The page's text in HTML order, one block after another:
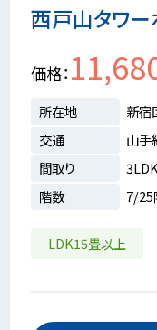
西戸山タワー
価格
所在地
新宿
交通
山手
間取り
階数
7/25
LDK15畳以上